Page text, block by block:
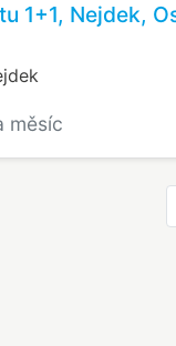
1+1, Nejdek,
měsíc